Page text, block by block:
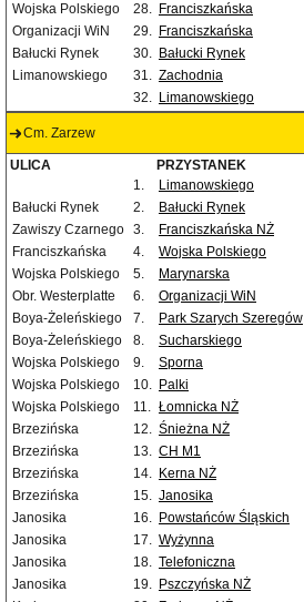
Wojska Polskiego
28. Franciszkańska
Organizacji WiN
29. Franciszkańska
Bałucki Rynek
30. Bałucki Rynek
Limanowskiego
31. Zachodnia
32. Limanowskiego
Cm. Zarzew
ULICA PRZYSTANEK
1.
Limanowskiego
Bałucki Rynek
2. Bałucki Rynek
Zawiszy Czarnego 3. Franciszkańska NŻ
Franciszkańska
4. Wojska Polskiego
Wojska Polskiego
5. Marynarska
Obr. Westerplatte
6. Organizacji WiN
Boya-Żeleńskiego
7. Park Szarych Szeregów
Boya-Żeleńskiego
8. Sucharskiego
Wojska Polskiego
9. Sporna
Wojska Polskiego
10. Palki
Wojska Polskiego
11. Łomnicka NŻ
Brzezińska
12. Śnieżna NŻ
Brzezińska
13. CH M1
Brzezińska
14. Kerna NŻ
Brzezińska
15. Janosika
Janosika
16. Powstańców Śląskich
Janosika
17. Wyżynna
Janosika
18. Telefoniczna
Janosika
19. Pszczyńska NŻ